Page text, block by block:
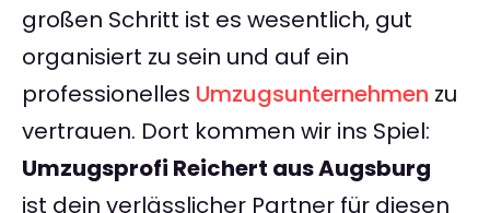
großen Schritt ist es wesentlich, gut
organisiert zu sein und auf ein
professionelles Umzugsunternehmen zu
vertrauen. Dort kommen wir ins Spiel:
Umzugsprofi Reichert aus Augsburg
ist dein verlässlicher Partner für diesen